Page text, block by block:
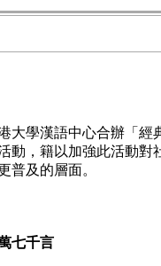
大學漢語中心合辦「經
動，籍以加強此活動
普及的層面。
七千言